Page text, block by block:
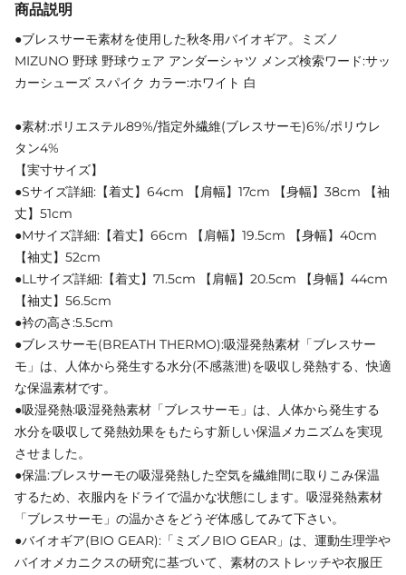
商品説明
●ブレスサーモ素材を使用した秋冬用バイオギア。ミズノ
MIZUNO 野球 野球ウェア アンダーシャツ メンズ検索ワード:サッ
カーシューズ スパイク カラー:ホワイト 白
●素材:ポリエステル89%/指定外繊維(ブレスサーモ)6%/ポリウレ
タン4%
【実寸サイズ】
●Sサイズ詳細:【着丈】64cm 【肩幅】17cm 【身幅】38cm 【袖
丈】51cm
●Mサイズ詳細:【着丈】66cm 【肩幅】19.5cm 【身幅】40cm
【袖丈】52cm
●LLサイズ詳細:【着丈】71.5cm 【肩幅】20.5cm 【身幅】44cm
【袖丈】56.5cm
●衿の高さ:5.5cm
●ブレスサーモ(BREATH THERMO):吸湿発熱素材「ブレスサー
モ」は、人体から発生する水分(不感蒸泄)を吸収し発熱する、快適
な保温素材です。
●吸湿発熱:吸湿発熱素材「ブレスサーモ」は、人体から発生する
水分を吸収して発熱効果をもたらす新しい保温メカニズムを実現
させました。
●保温:ブレスサーモの吸湿発熱した空気を繊維間に取りこみ保温
するため、衣服内をドライで温かな状態にします。吸湿発熱素材
「ブレスサーモ」の温かさをどうぞ体感してみて下さい。
●バイオギア(BIO GEAR):「ミズノBIO GEAR」は、運動生理学や
バイオメカニクスの研究に基づいて、素材のストレッチや衣服圧